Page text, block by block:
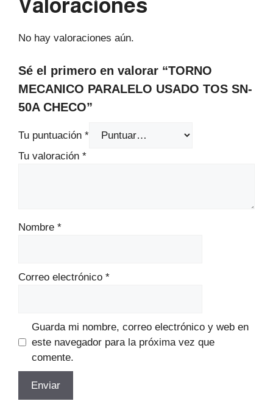
Valoraciones
No hay valoraciones aún.
Sé el primero en valorar “TORNO
MECANICO PARALELO USADO TOS SN-
50A CHECO”
Tu puntuación *
Tu valoración *
Nombre *
Correo electrónico *
Guarda mi nombre, correo electrónico y web en
este navegador para la próxima vez que
comente.